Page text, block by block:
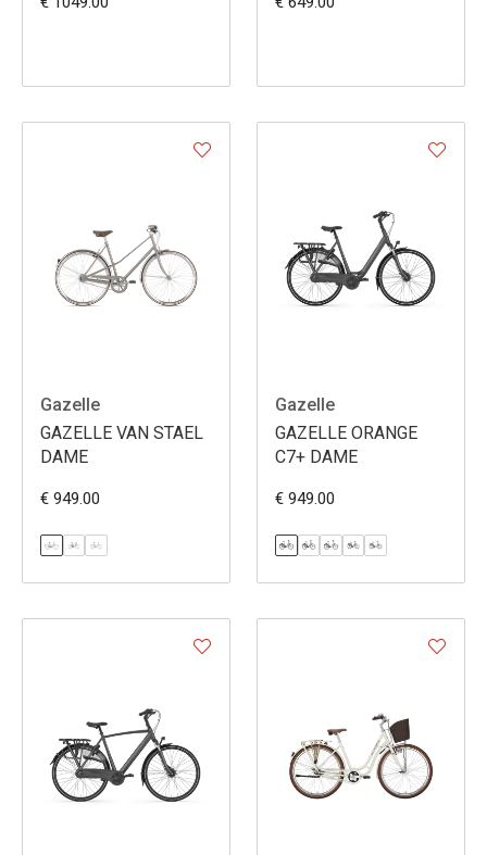
Gazelle
GAZELLE VAN STAEL
DAME
€ 949.00
Gazelle
GAZELLE ORANGE
C7+ DAME
€ 949.00